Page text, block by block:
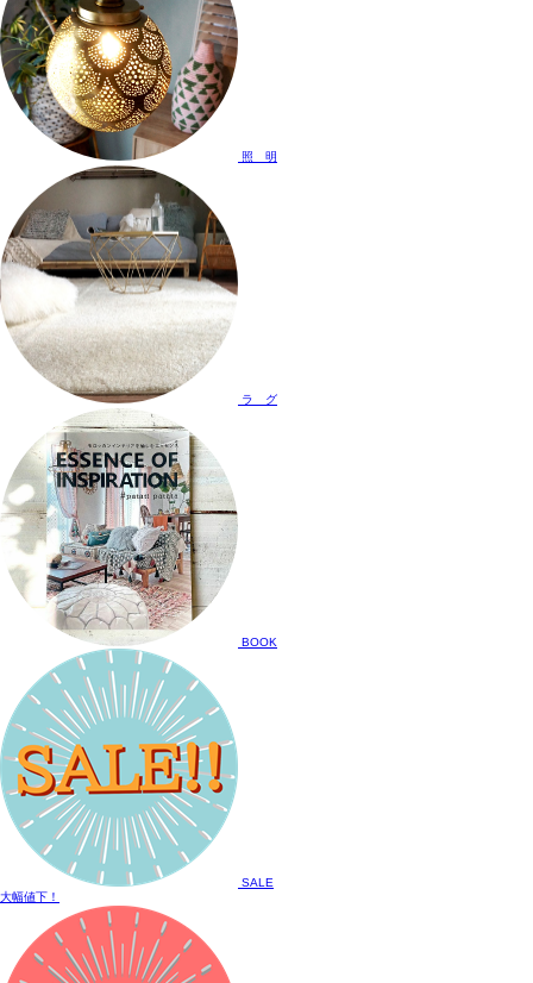
照 明
ラ グ
BOOK
SALE
大幅値下！